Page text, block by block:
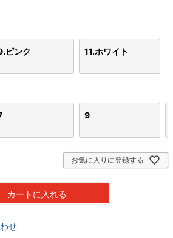
ピンク 11.ホワイト
9
お気に入りに登録する
カートに入れる
せ